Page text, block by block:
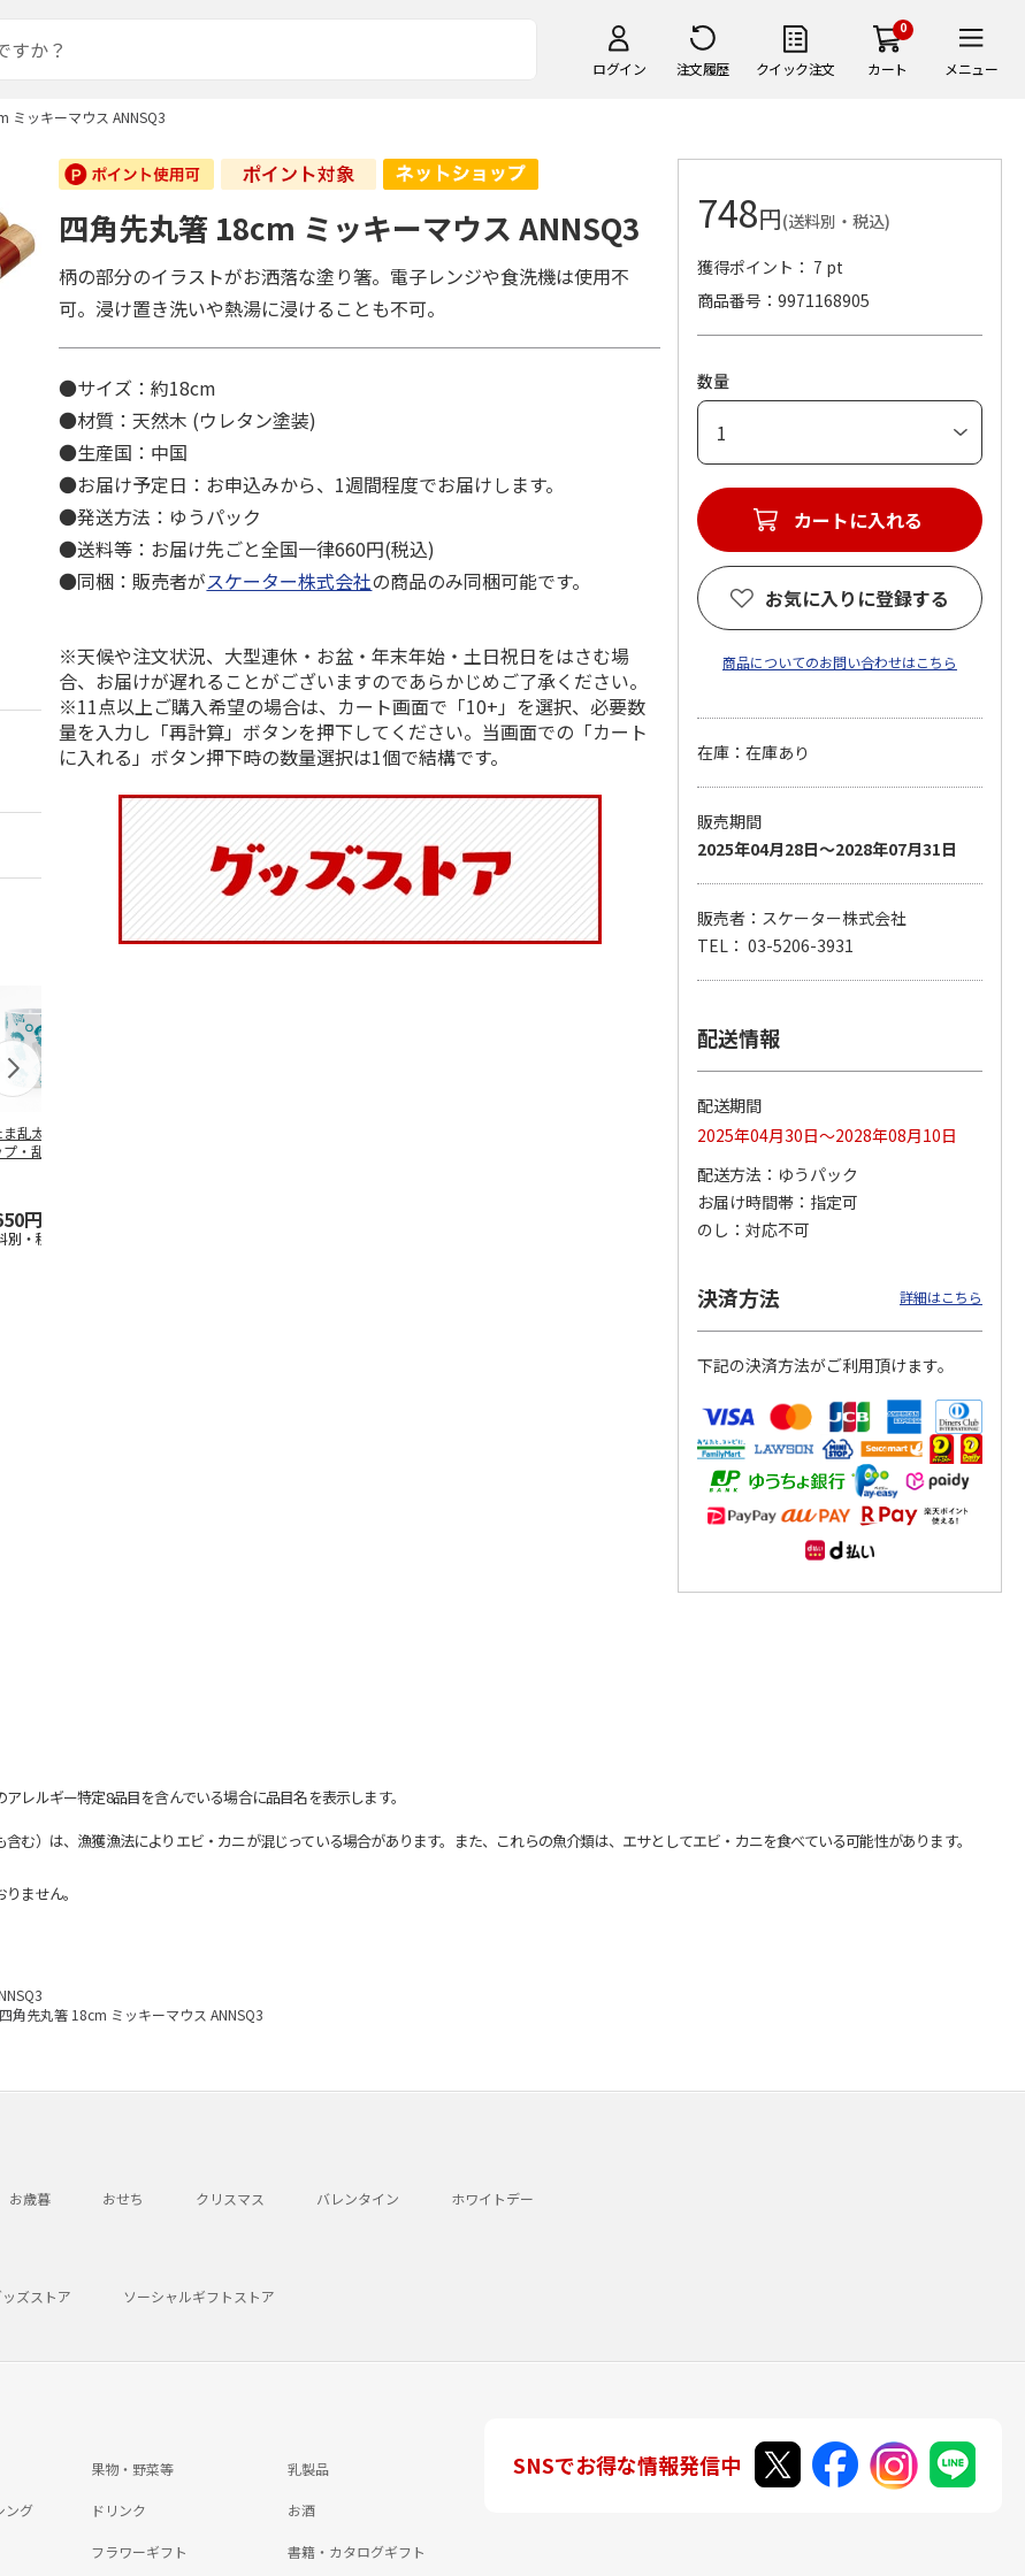
ログイン 注文履歴 クイック注文
0
カート メニュー
ミッキーマウス ANNSQ3
ま乱太郎 マグ
・乱太郎・き
円
別・税込)
ふわっとフタタイト
パペットスンスン
R…
1,485円
(送料別・税込)
八角形ステンレスマ
四角先丸箸 18cm ミッキーマウス ANNSQ3
柄の部分のイラストがお洒落な塗り箸。電子レンジや食洗機は使用不
可。浸け置き洗いや熱湯に浸けることも不可。
●サイズ：約18cm
●材質：天然木 (ウレタン塗装)
●生産国：中国
●お届け予定日：お申込みから、1週間程度でお届けします。
●発送方法：ゆうパック
●送料等：お届け先ごと全国一律660円(税込)
●同梱：販売者がスケーター株式会社の商品のみ同梱可能です。
※天候や注文状況、大型連休・お盆・年末年始・土日祝日をはさむ場
合、お届けが遅れることがございますのであらかじめご了承ください。
※11点以上ご購入希望の場合は、カート画面で「10+」を選択、必要数
量を入力し「再計算」ボタンを押下してください。当画面での「カート
に入れる」ボタン押下時の数量選択は1個で結構です。
748円(送料別・税込)
獲得ポイント： 7 pt
商品番号
9971168905
数量
カートに入れる
お気に入りに登録する
商品についてのお問い合わせはこちら
在庫：在庫あり
販売期間
2025年04月28日～2028年07月31日
販売者：スケーター株式会社
TEL： 03-5206-3931
配送情報
配送期間
2025年04月30日～2028年08月10日
配送方法
ゆうパック
お届け時間帯
指定可
のし
対応不可
決済方法 詳細はこちら
下記の決済方法がご利用頂けます。
レルギー特定8品目を含んでいる場合に品目名を表示します。
）は、漁獲漁法によりエビ・カニが混じっている場合があります。また、これらの魚介類は、エサとしてエビ・カニを食べている可能性があります。
ません。
四角先丸箸 18cm ミッキーマウス ANNSQ3
お歳暮 おせち クリスマス バレンタイン ホワイトデー
ズストア ソーシャルギフトストア
果物・野菜等 乳製品
ング ドリンク お酒
フラワーギフト 書籍・カタログギフト
SNSでお得な情報発信中